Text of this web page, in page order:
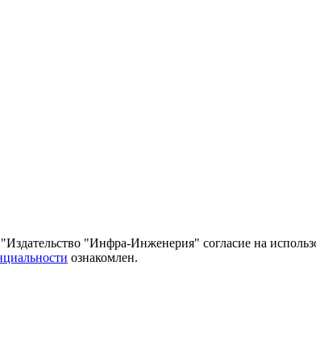
"Инфра-Инженерия" согласие на
ознакомлен.